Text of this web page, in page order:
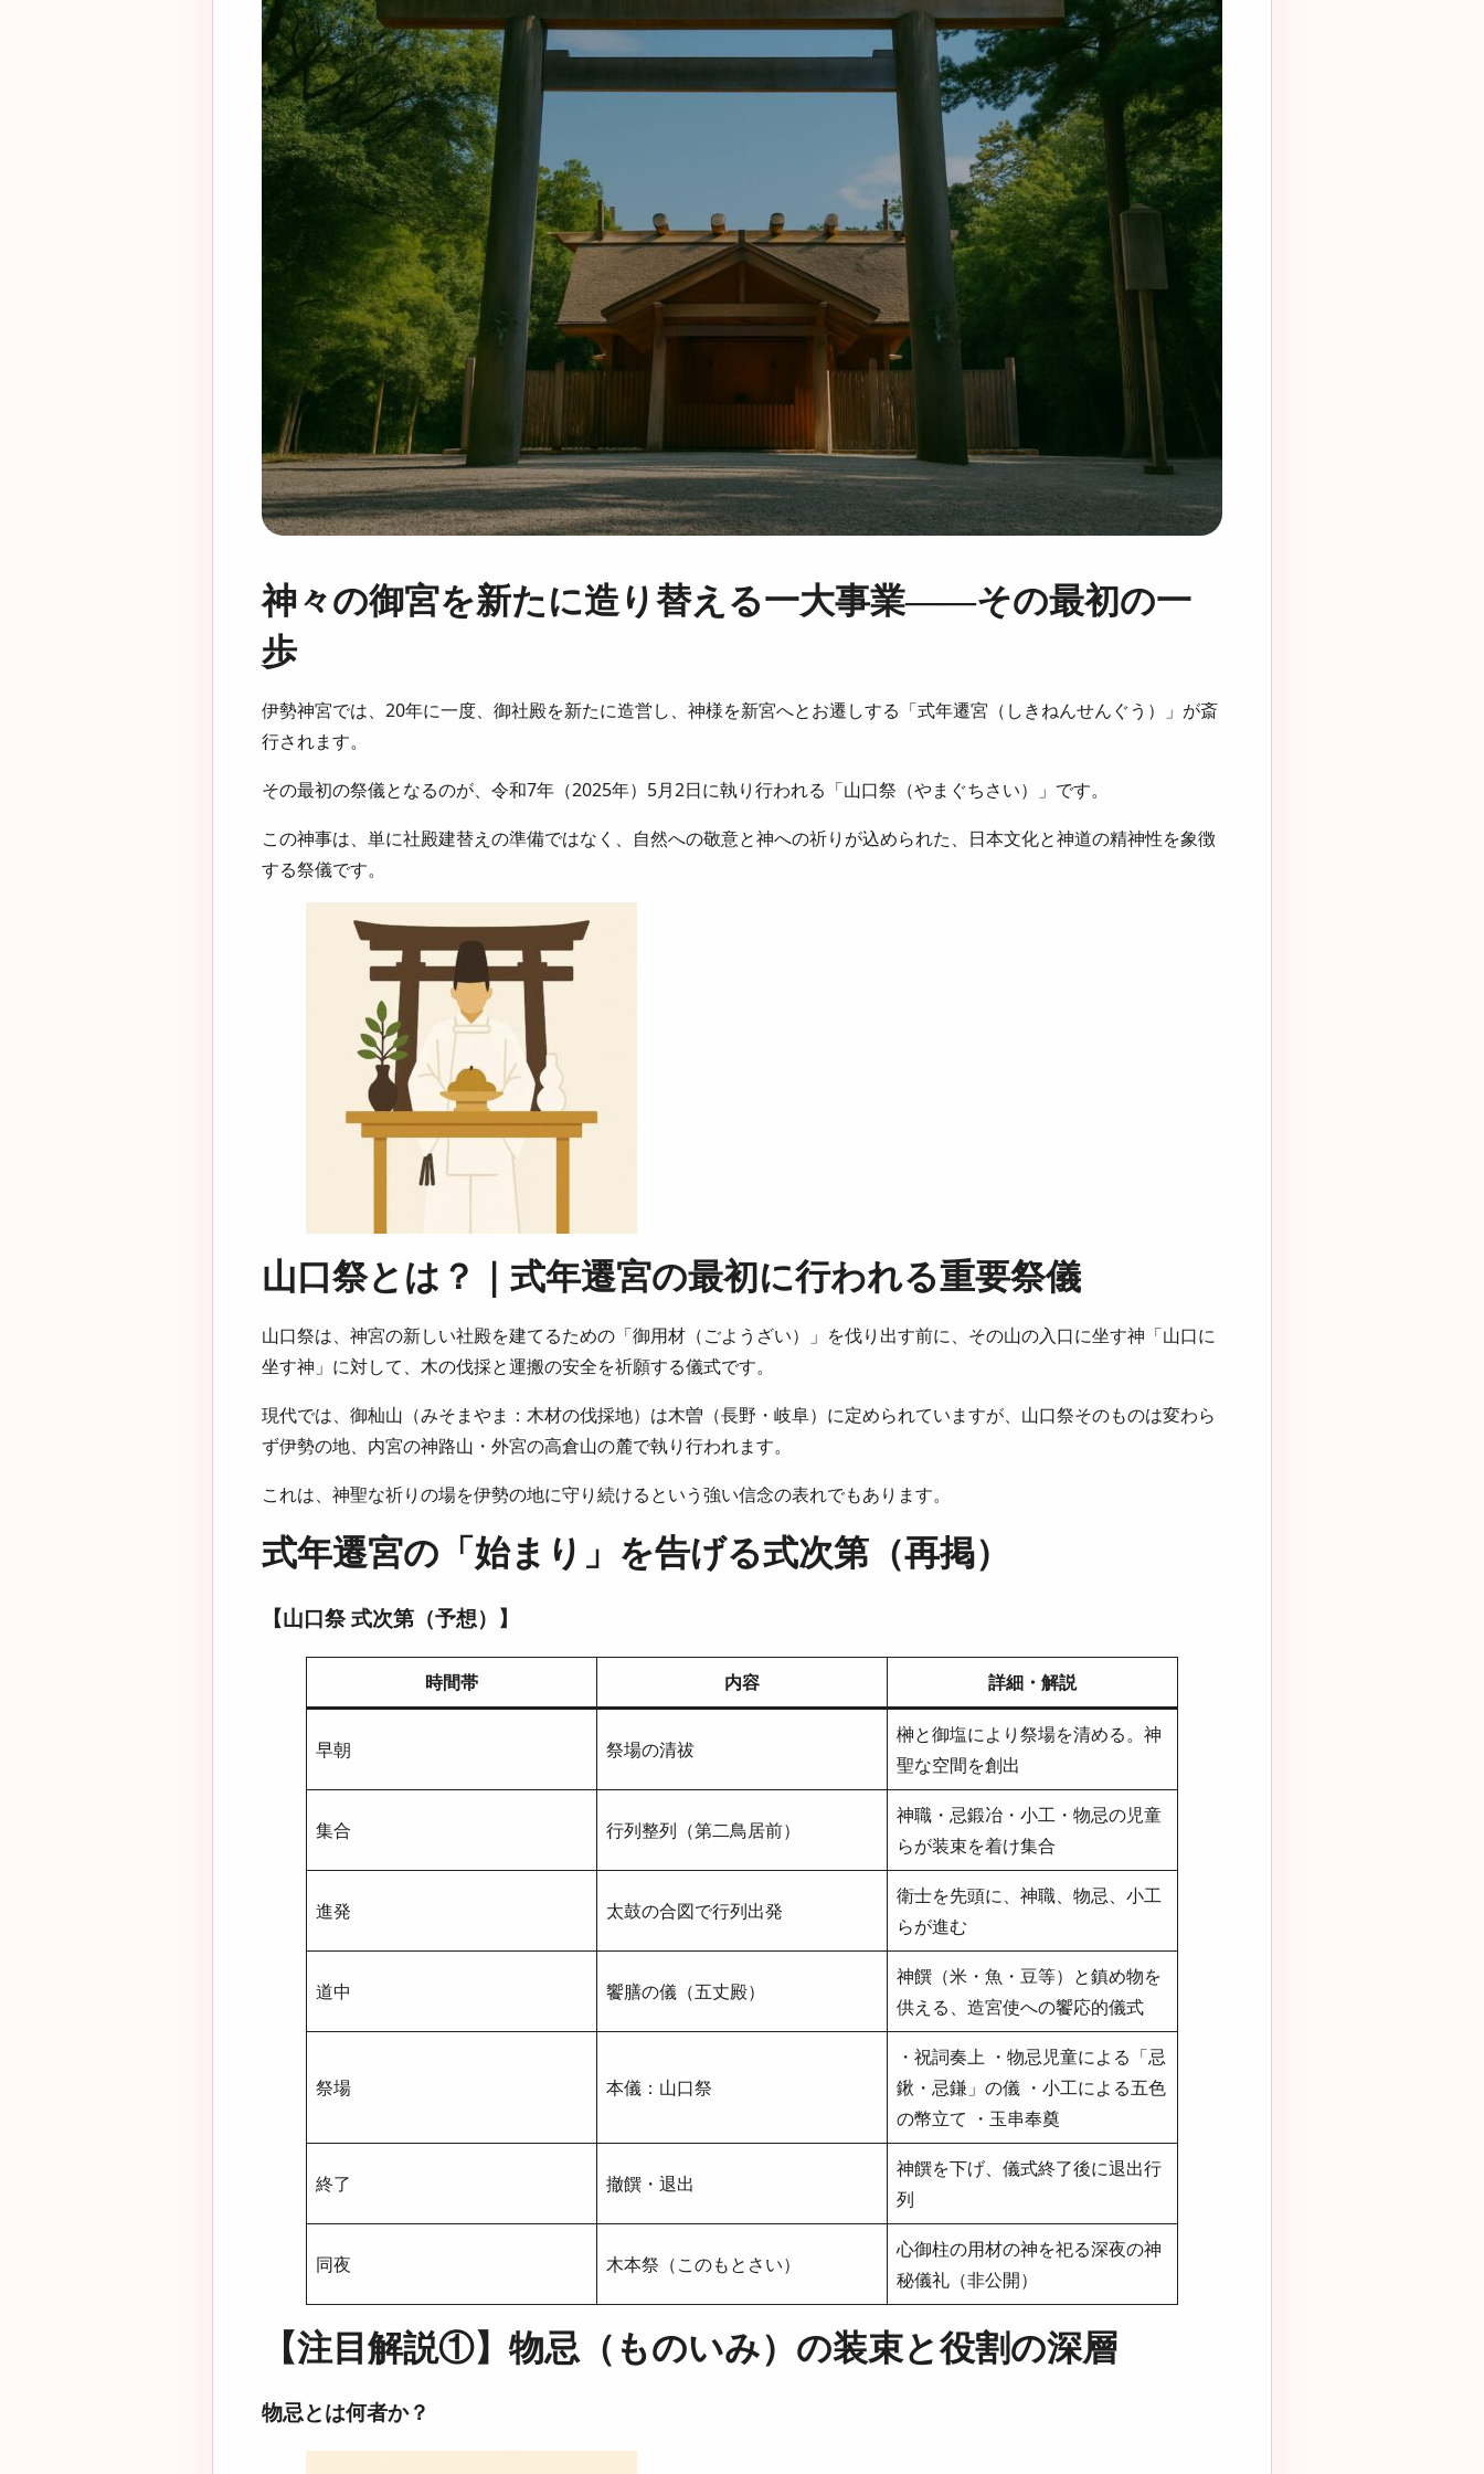
神々の御宮を新たに造り替える一大事業——その最初の一
歩
伊勢神宮では、20年に一度、御社殿を新たに造営し、神様を新宮へとお遷しする「式年遷宮（しきねんせんぐう）」が斎
行されます。
その最初の祭儀となるのが、令和7年（2025年）5月2日に執り行われる「山口祭（やまぐちさい）」です。
この神事は、単に社殿建替えの準備ではなく、自然への敬意と神への祈りが込められた、日本文化と神道の精神性を象徴
する祭儀です。
山口祭とは？｜式年遷宮の最初に行われる重要祭儀
山口祭は、神宮の新しい社殿を建てるための「御用材（ごようざい）」を伐り出す前に、その山の入口に坐す神「山口に
坐す神」に対して、木の伐採と運搬の安全を祈願する儀式です。
現代では、御杣山（みそまやま：木材の伐採地）は木曽（長野・岐阜）に定められていますが、山口祭そのものは変わら
ず伊勢の地、内宮の神路山・外宮の高倉山の麓で執り行われます。
これは、神聖な祈りの場を伊勢の地に守り続けるという強い信念の表れでもあります。
式年遷宮の「始まり」を告げる式次第（再掲）
【山口祭 式次第（予想）】
時間帯 内容 詳細・解説
早朝 祭場の清祓
榊と御塩により祭場を清める。神
聖な空間を創出
集合 行列整列（第二鳥居前）
神職・忌鍛冶・小工・物忌の児童
らが装束を着け集合
進発 太鼓の合図で行列出発
衛士を先頭に、神職、物忌、小工
らが進む
道中 饗膳の儀（五丈殿）
神饌（米・魚・豆等）と鎮め物を
供える、造宮使への饗応的儀式
祭場 本儀：山口祭
・祝詞奏上 ・物忌児童による「忌
鍬・忌鎌」の儀 ・小工による五色
の幣立て ・玉串奉奠
終了 撤饌・退出
神饌を下げ、儀式終了後に退出行
列
同夜 木本祭（このもとさい）
心御柱の用材の神を祀る深夜の神
秘儀礼（非公開）
【注目解説①】物忌（ものいみ）の装束と役割の深層
物忌とは何者か？